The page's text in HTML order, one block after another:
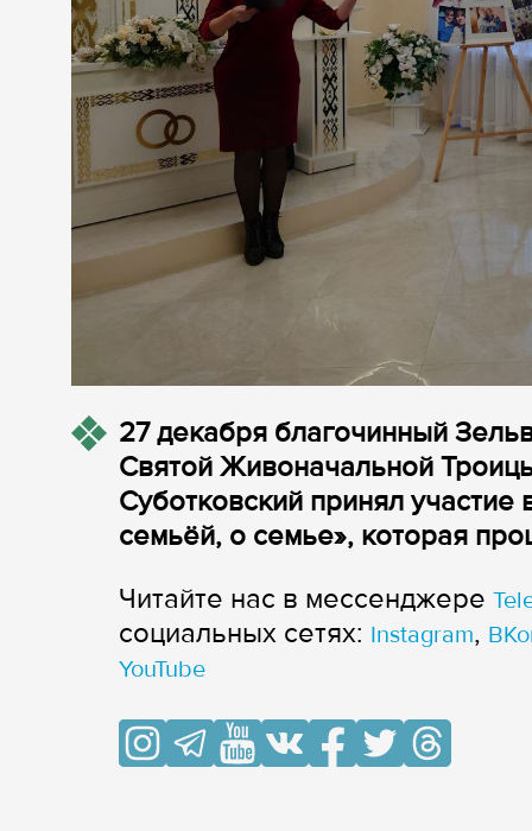
27 декабря благочинный
Святой Живоначальной
Суботковский принял
семьёй, о семье», которая
Читайте нас в мессенджере
cоциальных сетях: Instagram,
YouTube